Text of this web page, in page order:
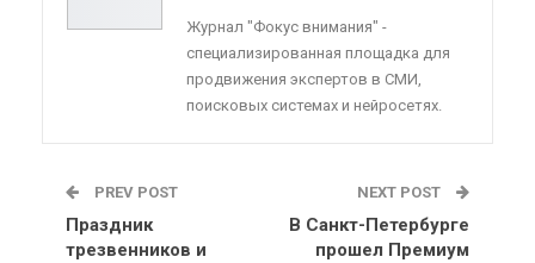
Журнал "Фокус внимания" -
специализированная площадка для
продвижения экспертов в СМИ,
поисковых системах и нейросетях.
PREV POST
Праздник
трезвенников и
NEXT POST
В Санкт-Петербурге
прошел Премиум